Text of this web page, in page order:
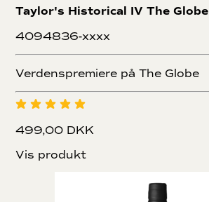
Taylor's Historical IV The Globe
4094836-xxxx
Verdenspremiere på The Globe
499,00 DKK
Vis produkt